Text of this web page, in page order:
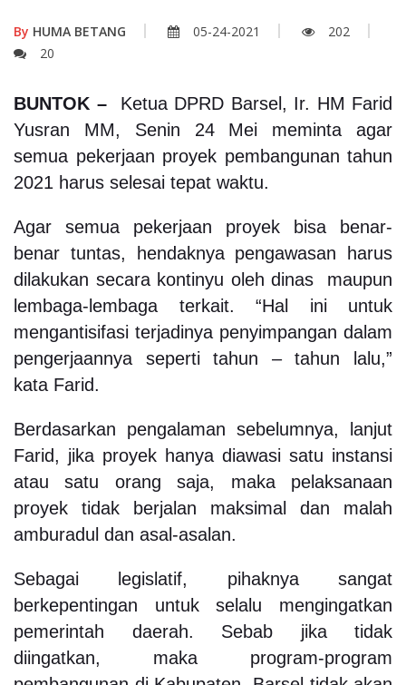
By HUMA BETANG 05-24-2021
202
20
BUNTOK –Ketua DPRD Barsel, Ir. HM Farid
Yusran MM, Senin 24 Mei meminta agar
semua pekerjaan proyek pembangunan tahun
2021 harus selesai tepat waktu.
Agar semua pekerjaan proyek bisa benar-
benar tuntas, hendaknya pengawasan harus
dilakukan secara kontinyu oleh dinas maupun
lembaga-lembaga terkait. “Hal ini untuk
mengantisifasi terjadinya penyimpangan dalam
pengerjaannya seperti tahun – tahun lalu,”
kata Farid.
Berdasarkan pengalaman sebelumnya, lanjut
Farid, jika proyek hanya diawasi satu instansi
atau satu orang saja, maka pelaksanaan
proyek tidak berjalan maksimal dan malah
amburadul dan asal-asalan.
Sebagai legislatif, pihaknya sangat
berkepentingan untuk selalu mengingatkan
pemerintah daerah. Sebab jika tidak
diingatkan, maka program-program